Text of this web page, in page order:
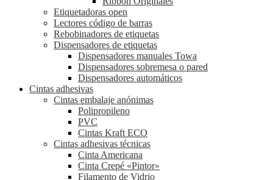
Etiquetadoras open
Lectores código de barras
Rebobinadores de etiquetas
Dispensadores de etiquetas
Dispensadores manuales Towa
Dispensadores sobremesa o pared
Dispensadores automáticos
Cintas adhesivas
Cintas embalaje anónimas
Polipropileno
PVC
Cintas Kraft ECO
Cintas adhesivas técnicas
Cinta Americana
Cinta Crepé «Pintor»
Filamento de Vidrio